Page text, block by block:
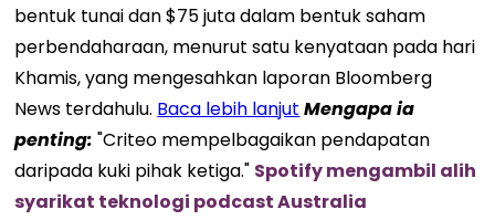
bentuk tunai dan $75 juta dalam bentuk saham
perbendaharaan, menurut satu kenyataan pada hari
Khamis, yang mengesahkan laporan Bloomberg
News terdahulu. Baca lebih lanjut Mengapa ia
penting: "Criteo mempelbagaikan pendapatan
daripada kuki pihak ketiga." Spotify mengambil alih
syarikat teknologi podcast Australia